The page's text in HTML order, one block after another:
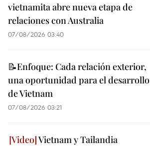
vietnamita abre nueva etapa de
relaciones con Australia
07/08/2026 03:40
📝Enfoque: Cada relación exterior,
una oportunidad para el desarrollo
de Vietnam
07/08/2026 03:21
Vietnam y Tailandia